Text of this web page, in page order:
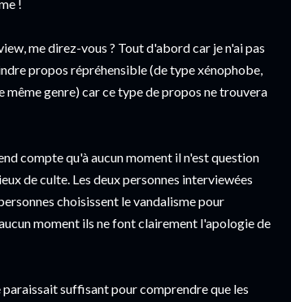
!
me direz-vous ? Tout d'abord car je n'ai pas
propos répréhensible (de type xénophobe,
même genre) car ce type de propos ne trouvera
compte qu'à aucun moment il n'est question
de culte. Les deux personnes interviewées
choisissent le vandalisme pour
moment ils ne font clairement l'apologie de
paraissait suffisant pour comprendre que les